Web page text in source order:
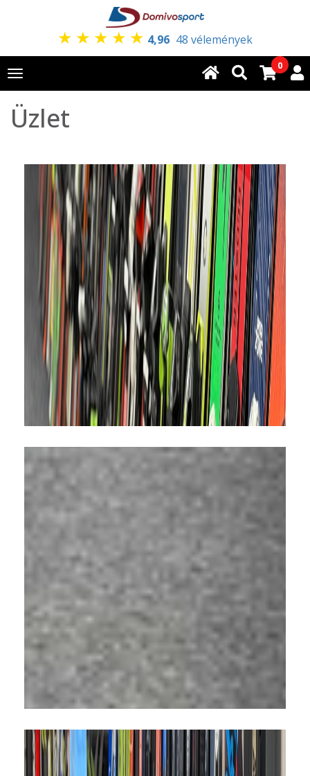
★ ★ ★ ★ ★ 4,96 48 vélemények
Toggle
navigation
0
Üzlet